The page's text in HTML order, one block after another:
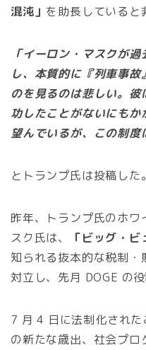
混沌」 を助長していると
「イーロン・マスクが
し、本質的に『列車事
のを見るのは悲しい。
功したことがないにも
望んでいるが、この制度
とトランプ氏は投稿した。
昨年、トランプ氏のホワ
スク氏は、
「ビッグ・
知られる抜本的な税制・
対立し、先月 DOGE の役
7 月 4 日に法制化され
の新たな歳出、社会プ